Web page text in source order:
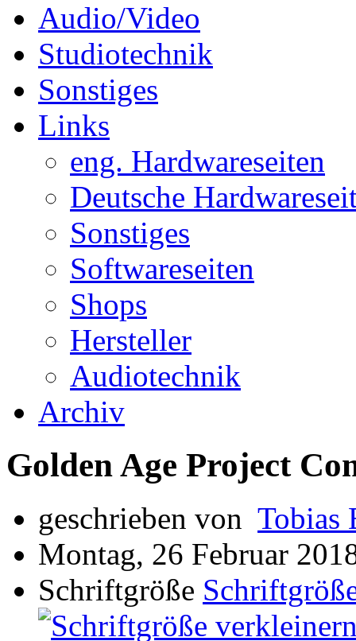
Audio/Video
Studiotechnik
Sonstiges
Links
eng. Hardwareseiten
Deutsche
Sonstiges
Softwareseiten
Shops
Hersteller
Audiotechnik
Archiv
Golden Age Project
geschrieben von Tobias
Montag, 26 Februar
Schriftgröße